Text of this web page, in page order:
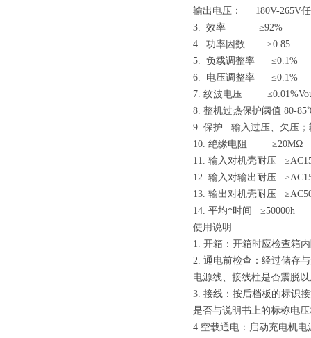
输出电压：
3. 效率 ≥92%
4. 功率因数 ≥0.85
5. 负载调整率 ≤0.1%
6. 电压调整率 ≤0.1%
7. 纹波电压
8. 整机过热保护阈值 80-
9. 保护 输入过压、欠压；
10. 绝缘电阻 ≥20MΩ
11. 输入对机壳耐压
12. 输入对输出耐压
13. 输出对机壳耐压
14. 平均*时间 ≥50000h
使用说明
1. 开箱：开箱时应检查箱
2. 通电前检查：经过储存
电源线、接线柱是否震脱
3. 接线：按后档板的标识
是否与说明书上的标称电
4.空载通电：启动充电机